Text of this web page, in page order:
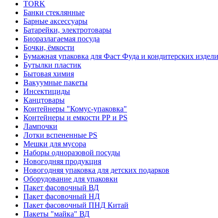
TORK
Банки стеклянные
Барные аксессуары
Батарейки, электротовары
Биоразлагаемая посуда
Бочки, ёмкости
Бумажная упаковка для Фаст Фуда и кондитерских
Бутылки пластик
Бытовая химия
Вакуумные пакеты
Инсектициды
Канцтовары
Контейнеры "Комус-упаковка"
Контейнеры и емкости РР и PS
Лампочки
Лотки вспененные PS
Мешки для мусора
Наборы одноразовой посуды
Новогодняя продукция
Новогодняя упаковка для детских подарков
Оборудование для упаковки
Пакет фасовочный ВД
Пакет фасовочный НД
Пакет фасовочный ПНД Китай
Пакеты "майка" ВД